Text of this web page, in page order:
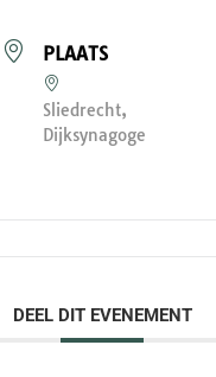
PLAATS
Sliedrecht,
Dijksynagoge
DEEL DIT EVENEMENT